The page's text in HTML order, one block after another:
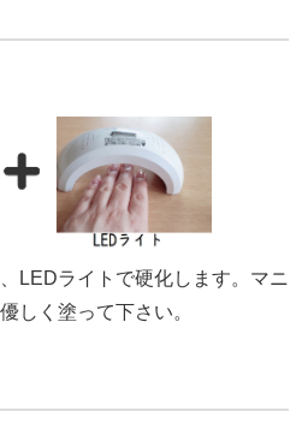
LEDライトで硬化します。マニ
しく塗って下さい。